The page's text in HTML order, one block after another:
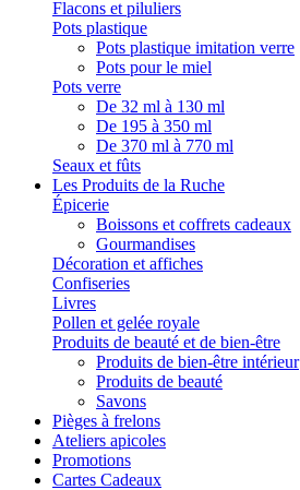
Flacons et piluliers
Pots plastique
Pots plastique imitation verre
Pots pour le miel
Pots verre
De 32 ml à 130 ml
De 195 à 350 ml
De 370 ml à 770 ml
Seaux et fûts
Les Produits de la Ruche
Épicerie
Boissons et coffrets cadeaux
Gourmandises
Décoration et affiches
Confiseries
Livres
Pollen et gelée royale
Produits de beauté et de bien-être
Produits de bien-être intérieur
Produits de beauté
Savons
Pièges à frelons
Ateliers apicoles
Promotions
Cartes Cadeaux